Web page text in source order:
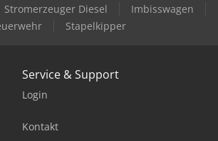
Stromerzeuger Diesel
Imbisswagen
Stapelkipper
Service & Support
Login
Kontakt